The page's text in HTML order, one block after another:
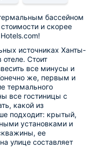
бассейном
и скорее
источниках Ханты-
Стоит
все минусы и
же, первым и
термального
все гостиницы с
какой из
подходит: крытый,
установками и
ее
улице составляет